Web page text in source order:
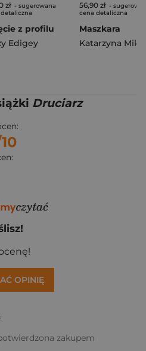
zł - sugerowana
z profilu
Edigey
56,90 zł -
cena detaliczna
Maszkara
Druciarz
OPINIĘ
zakupem